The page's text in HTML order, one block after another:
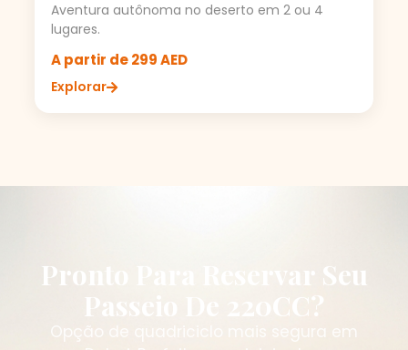
Aventura autônoma no deserto em 2 ou 4
lugares.
A partir de 299 AED
Explorar
Pronto Para Reservar Seu
Passeio De 220CC?
Opção de quadriciclo mais segura em